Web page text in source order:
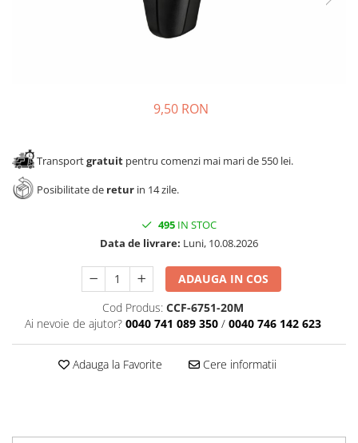
Solutii de curatat & adezivi
9,50 RON
Transportgratuit pentru comenzi mai mari de 550 lei.
Posibilitate de retur in 14 zile.
495 IN STOC
Data de livrare: Luni, 10.08.2026
ADAUGA IN COS
Cod Produs: CCF-6751-20M
Ai nevoie de ajutor? 0040 741 089 350 / 0040 746 142 623
Adauga la Favorite Cere informatii